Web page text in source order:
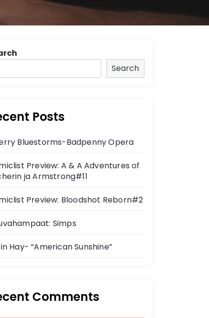
Search
Posts
Bluestorms-Badpenny Opera
Preview: A & A Adventures of
ja Armstrong#11
Preview: Bloodshot Reborn#2
Simps
Hay- “American Sunshine”
Comments